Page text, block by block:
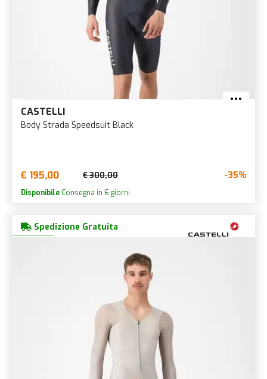
CASTELLI
Body Strada Speedsuit Black
€ 195,00 € 300,00 -35%
Disponibile Consegna in 6 giorni.
Spedizione Gratuita